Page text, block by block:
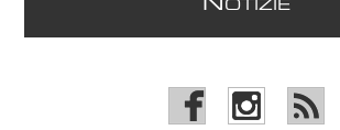
N OTIZIE